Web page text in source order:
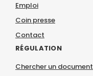
Emploi
Coin presse
Contact
RÉGULATION
Chercher un document